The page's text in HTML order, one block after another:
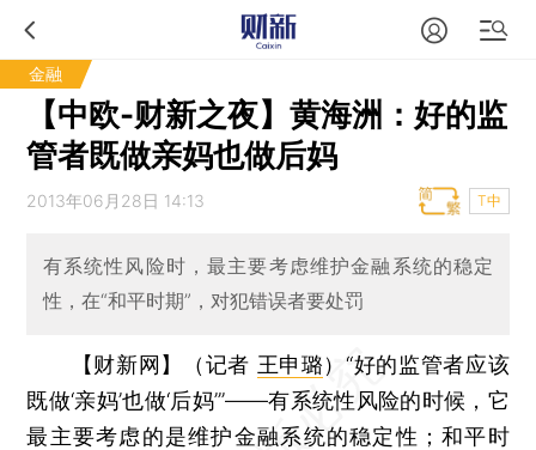
金融
【中欧-财新之夜】黄海洲：好的监
管者既做亲妈也做后妈
2013年06月28日 14:13 T中
有系统性风险时，最主要考虑维护金融系统的稳定
性，在“和平时期”，对犯错误者要处罚
【财新网】（记者 王申璐）“好的监管者应该
既做‘亲妈’也做‘后妈’”——有系统性风险的时候，它
最主要考虑的是维护金融系统的稳定性；和平时